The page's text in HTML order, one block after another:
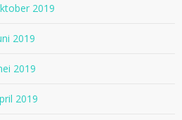
2019
2019
2019
2019